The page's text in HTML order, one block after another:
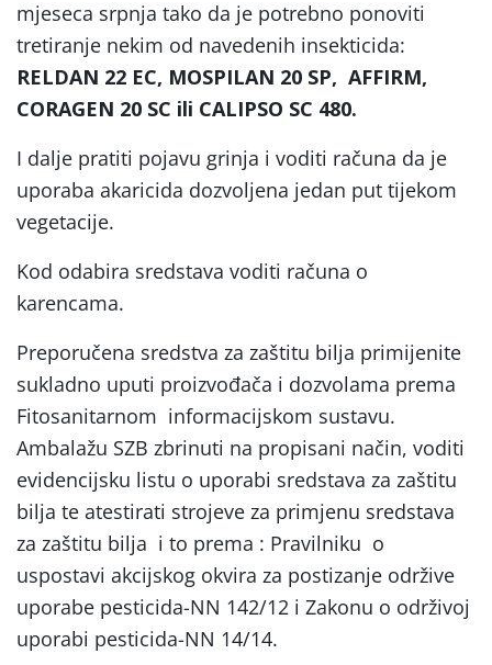
mjeseca srpnja tako da je potrebno ponoviti
tretiranje nekim od navedenih insekticida:
RELDAN 22 EC, MOSPILAN 20 SP, AFFIRM,
CORAGEN 20 SC ili CALIPSO SC 480.
I dalje pratiti pojavu grinja i voditi računa da je
uporaba akaricida dozvoljena jedan put tijekom
vegetacije.
Kod odabira sredstava voditi računa o
karencama.
Preporučena sredstva za zaštitu bilja primijenite
sukladno uputi proizvođača i dozvolama prema
Fitosanitarnom informacijskom sustavu.
Ambalažu SZB zbrinuti na propisani način, voditi
evidencijsku listu o uporabi sredstava za zaštitu
bilja te atestirati strojeve za primjenu sredstava
za zaštitu bilja i to prema : Pravilniku o
uspostavi akcijskog okvira za postizanje održive
uporabe pesticida-NN 142/12 i Zakonu o održivoj
uporabi pesticida-NN 14/14.